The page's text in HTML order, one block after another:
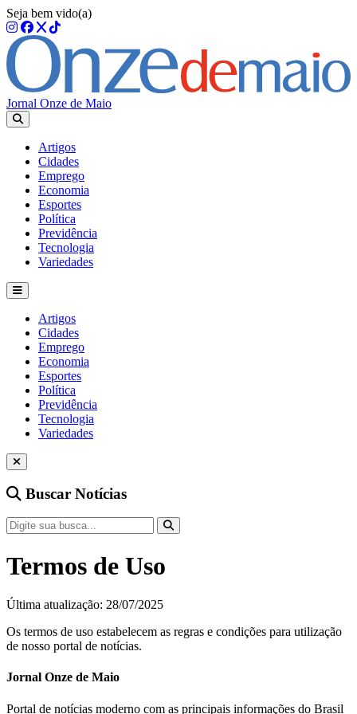
Seja bem vido(a)
Jornal Onze de Maio
Artigos
Cidades
Emprego
Economia
Esportes
Política
Previdência
Tecnologia
Variedades
Artigos
Cidades
Emprego
Economia
Esportes
Política
Previdência
Tecnologia
Variedades
Buscar Notícias
Termos de Uso
Última atualização: 28/07/2025
Os termos de uso estabelecem as regras e condições para utilização
de nosso portal de notícias.
Jornal Onze de Maio
Portal de notícias moderno com as principais informações do Brasil